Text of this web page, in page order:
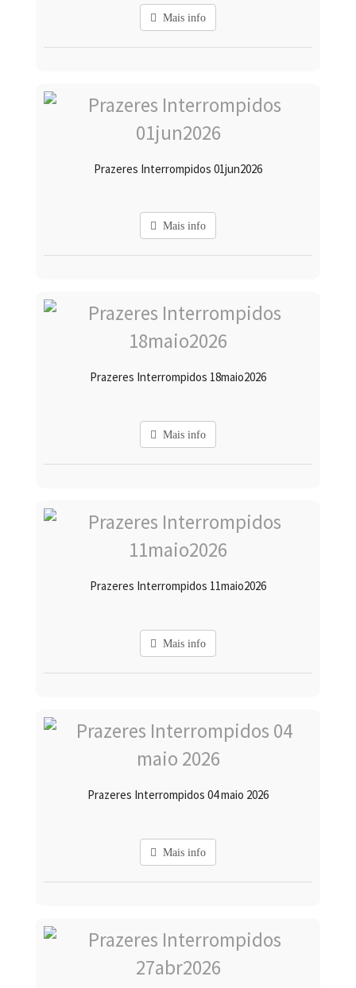
Mais info
Prazeres Interrompidos 01jun2026
Mais info
Prazeres Interrompidos 18maio2026
Mais info
Prazeres Interrompidos 11maio2026
Mais info
Prazeres Interrompidos 04 maio 2026
Mais info